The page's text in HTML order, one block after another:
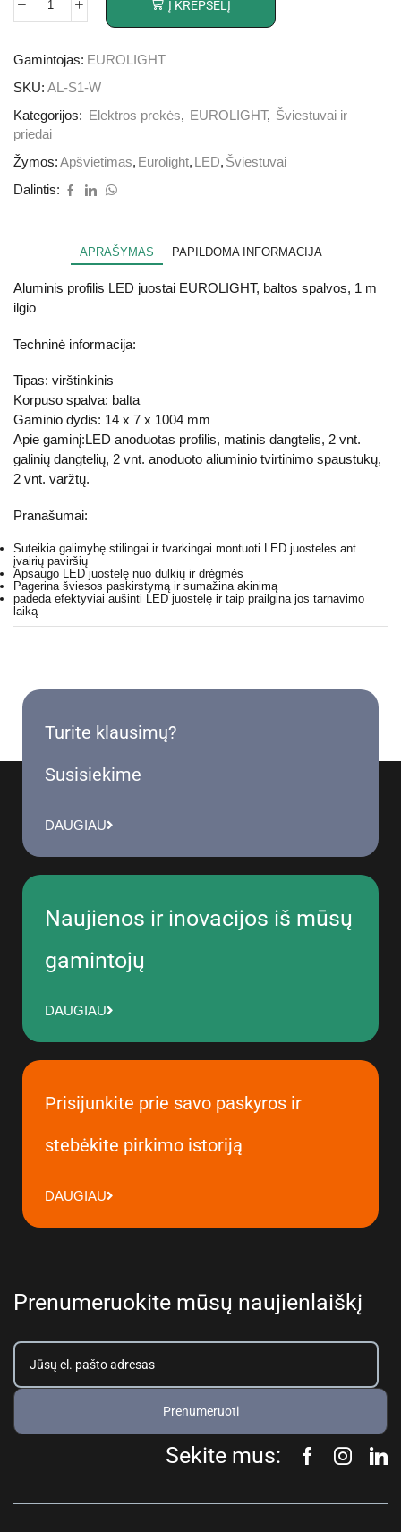
Į KREPŠELĮ
Gamintojas: EUROLIGHT
SKU: AL-S1-W
Kategorijos:
Elektros prekės, EUROLIGHT, Šviestuvai ir
priedai
Žymos:Apšvietimas, Eurolight, LED, Šviestuvai
Dalintis:
APRAŠYMAS PAPILDOMA INFORMACIJA
Aluminis profilis LED juostai EUROLIGHT, baltos spalvos, 1 m
ilgio
Techninė informacija:
Tipas: virštinkinis
Korpuso spalva: balta
Gaminio dydis: 14 x 7 x 1004 mm
Apie gaminį:LED anoduotas profilis, matinis dangtelis, 2 vnt.
galinių dangtelių, 2 vnt. anoduoto aliuminio tvirtinimo spaustukų,
2 vnt. varžtų.
Pranašumai:
Suteikia galimybę stilingai ir tvarkingai montuoti LED juosteles ant
įvairių paviršių
Apsaugo LED juostelę nuo dulkių ir drėgmės
Pagerina šviesos paskirstymą ir sumažina akinimą
padeda efektyviai aušinti LED juostelę ir taip prailgina jos tarnavimo
laiką
Turite klausimų?
Susisiekime
DAUGIAU
Naujienos ir inovacijos iš mūsų
gamintojų
DAUGIAU
Prisijunkite prie savo paskyros ir
stebėkite pirkimo istoriją
DAUGIAU
Prenumeruokite mūsų naujienlaiškį
Prenumeruoti
Sekite mus: